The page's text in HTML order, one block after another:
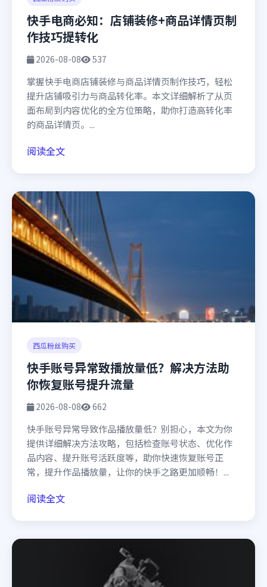
快手电商必知：店铺装修+商品详情页制
作技巧提转化
2026-08-08 537
掌握快手电商店铺装修与商品详情页制作技巧，轻松
提升店铺吸引力与商品转化率。本文详细解析了从页
面布局到内容优化的全方位策略，助你打造高转化率
的商品详情页。...
阅读全文
西瓜粉丝购买
快手账号异常致播放量低？解决方法助
你恢复账号提升流量
2026-08-08 662
快手账号异常导致作品播放量低？别担心，本文为你
提供详细解决方法攻略，包括检查账号状态、优化作
品内容、提升账号活跃度等，助你快速恢复账号正
常，提升作品播放量，让你的快手之路更加顺畅！...
阅读全文